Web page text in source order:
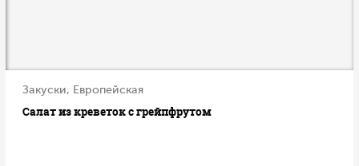
Закуски, Европейская
Салат из креветок с грейпфрутом